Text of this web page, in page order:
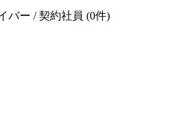
バー / 契約社員 (0件)